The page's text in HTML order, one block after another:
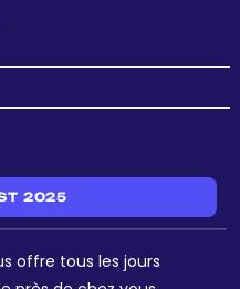
2025
offre tous les jours